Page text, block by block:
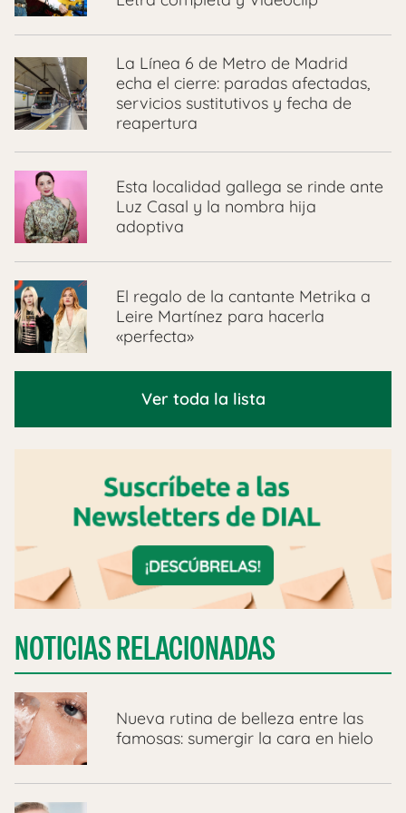
La Línea 6 de Metro de Madrid
echa el cierre: paradas afectadas,
servicios sustitutivos y fecha de
reapertura
Esta localidad gallega se rinde ante
Luz Casal y la nombra hija
adoptiva
El regalo de la cantante Metrika a
Leire Martínez para hacerla
«perfecta»
Ver toda la lista
NOTICIAS RELACIONADAS
Nueva rutina de belleza entre las
famosas: sumergir la cara en hielo